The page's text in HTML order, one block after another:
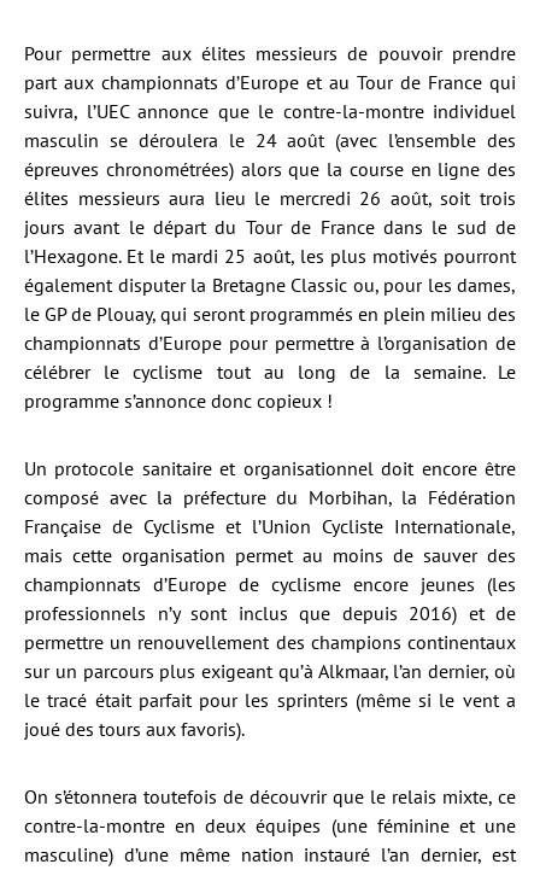
Pour permettre aux élites messieurs de pouvoir prendre
part aux championnats d’Europe et au Tour de France qui
suivra, l’UEC annonce que le contre-la-montre individuel
masculin se déroulera le 24 août (avec l’ensemble des
épreuves chronométrées) alors que la course en ligne des
élites messieurs aura lieu le mercredi 26 août, soit trois
jours avant le départ du Tour de France dans le sud de
l’Hexagone. Et le mardi 25 août, les plus motivés pourront
également disputer la Bretagne Classic ou, pour les dames,
le GP de Plouay, qui seront programmés en plein milieu des
championnats d’Europe pour permettre à l’organisation de
célébrer le cyclisme tout au long de la semaine. Le
programme s’annonce donc copieux !
Un protocole sanitaire et organisationnel doit encore être
composé avec la préfecture du Morbihan, la Fédération
Française de Cyclisme et l’Union Cycliste Internationale,
mais cette organisation permet au moins de sauver des
championnats d’Europe de cyclisme encore jeunes (les
professionnels n’y sont inclus que depuis 2016) et de
permettre un renouvellement des champions continentaux
sur un parcours plus exigeant qu’à Alkmaar, l’an dernier, où
le tracé était parfait pour les sprinters (même si le vent a
joué des tours aux favoris).
On s’étonnera toutefois de découvrir que le relais mixte, ce
contre-la-montre en deux équipes (une féminine et une
masculine) d’une même nation instauré l’an dernier, est